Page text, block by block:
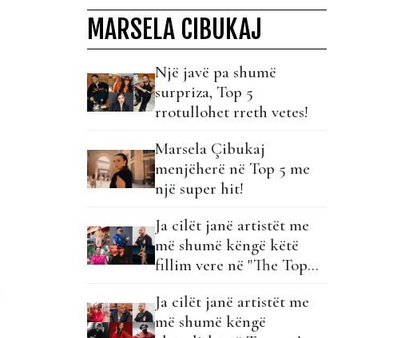
MARSELA CIBUKAJ
Një javë pa shumë
surpriza, Top 5
rrotullohet rreth vetes!
Marsela Çibukaj
menjëherë në Top 5 me
një super hit!
Ja cilët janë artistët me
më shumë këngë këtë
fillim vere në "The Top
Ja cilët janë artistët me
më shumë këngë